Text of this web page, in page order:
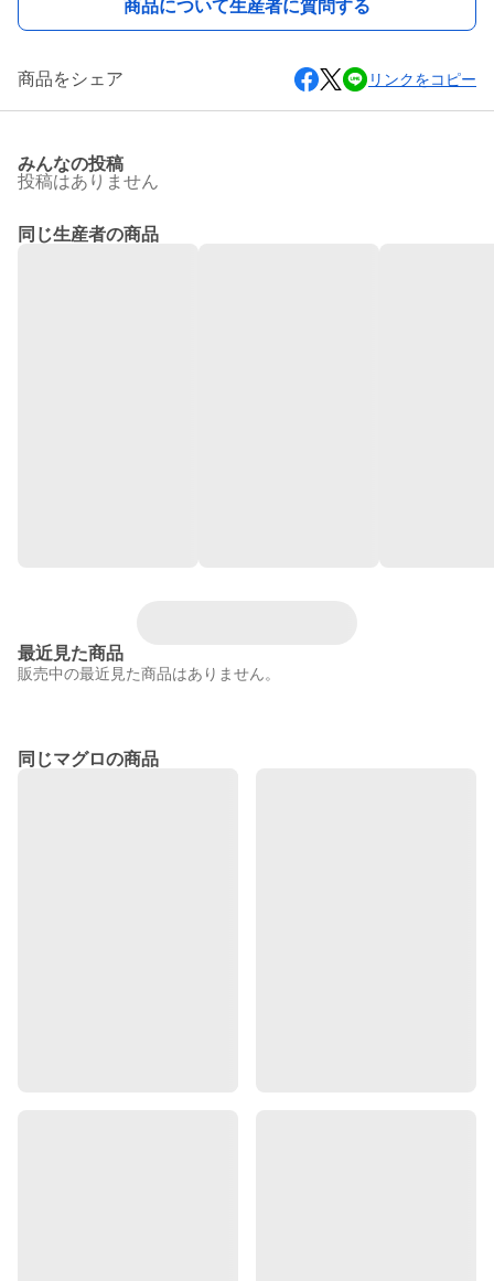
商品について生産者に質問する
商品をシェア リンクをコピー
みんなの投稿
投稿はありません
同じ生産者の商品
最近見た商品
販売中の最近見た商品はありません。
同じマグロの商品